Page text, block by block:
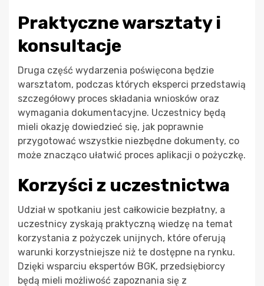
Praktyczne warsztaty i
konsultacje
Druga część wydarzenia poświęcona będzie
warsztatom, podczas których eksperci przedstawią
szczegółowy proces składania wniosków oraz
wymagania dokumentacyjne. Uczestnicy będą
mieli okazję dowiedzieć się, jak poprawnie
przygotować wszystkie niezbędne dokumenty, co
może znacząco ułatwić proces aplikacji o pożyczkę.
Korzyści z uczestnictwa
Udział w spotkaniu jest całkowicie bezpłatny, a
uczestnicy zyskają praktyczną wiedzę na temat
korzystania z pożyczek unijnych, które oferują
warunki korzystniejsze niż te dostępne na rynku.
Dzięki wsparciu ekspertów BGK, przedsiębiorcy
będą mieli możliwość zapoznania się z